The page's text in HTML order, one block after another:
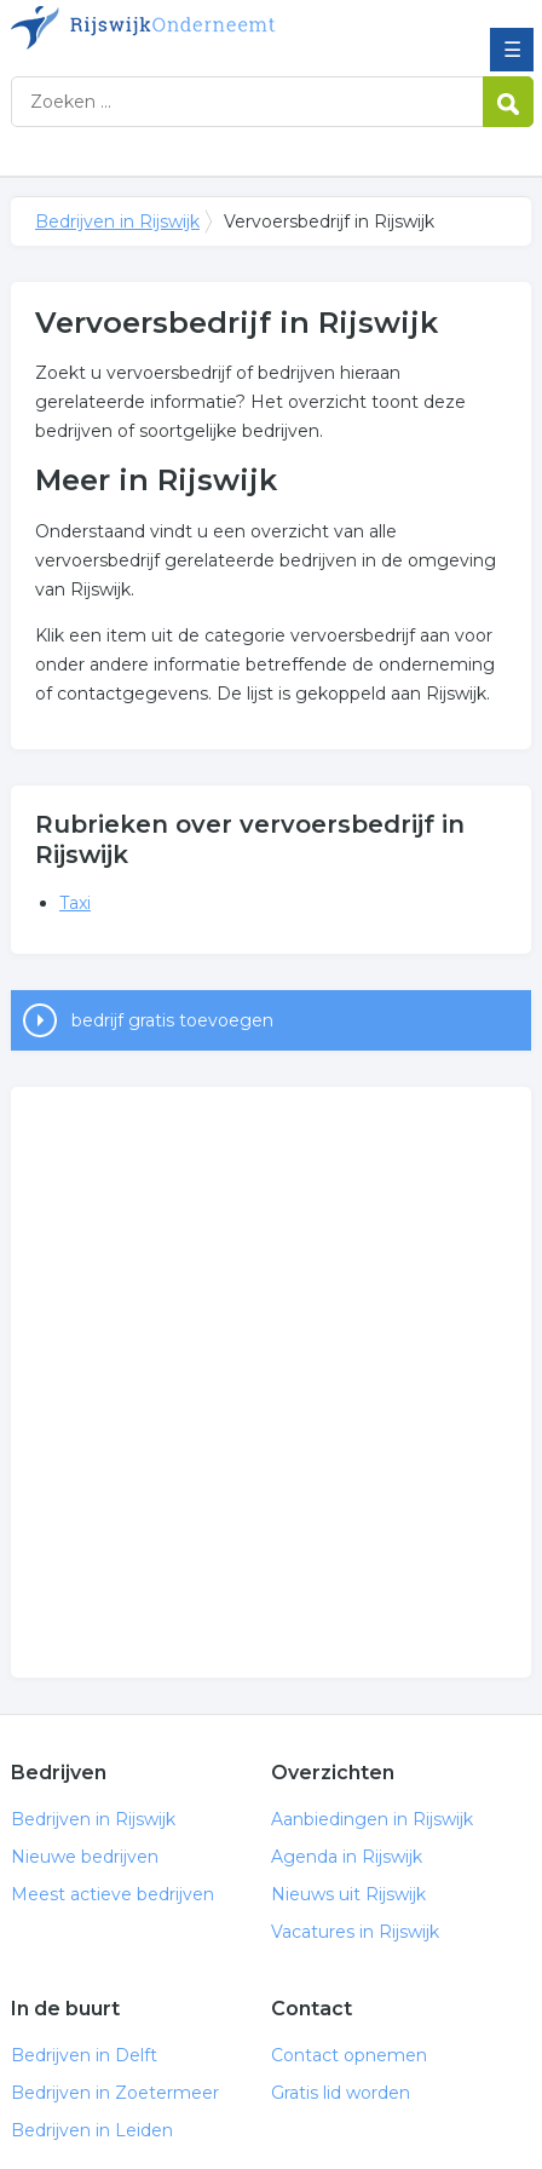
☰
Bedrijven in Rijswijk Vervoersbedrijf in Rijswijk
Vervoersbedrijf in Rijswijk
Zoekt u vervoersbedrijf of bedrijven hieraan
gerelateerde informatie? Het overzicht toont deze
bedrijven of soortgelijke bedrijven.
Meer in Rijswijk
Onderstaand vindt u een overzicht van alle
vervoersbedrijf gerelateerde bedrijven in de omgeving
van Rijswijk.
Klik een item uit de categorie vervoersbedrijf aan voor
onder andere informatie betreffende de onderneming
of contactgegevens. De lijst is gekoppeld aan Rijswijk.
Rubrieken over vervoersbedrijf in
Rijswijk
Taxi
bedrijf gratis toevoegen
Bedrijven
Bedrijven in Rijswijk
Nieuwe bedrijven
Meest actieve bedrijven
Overzichten
Aanbiedingen in Rijswijk
Agenda in Rijswijk
Nieuws uit Rijswijk
Vacatures in Rijswijk
In de buurt
Bedrijven in Delft
Bedrijven in Zoetermeer
Bedrijven in Leiden
Contact
Contact opnemen
Gratis lid worden